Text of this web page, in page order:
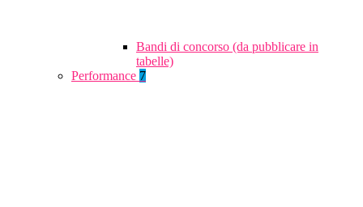
Bandi di concorso (da pubblicare in
tabelle)
Performance 7